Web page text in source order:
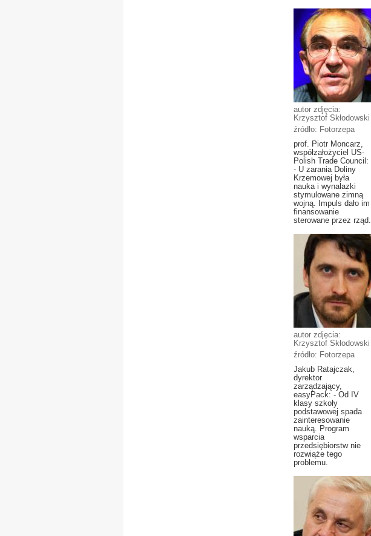
autor zdjęcia:
Krzysztof Skłodowski
źródło: Fotorzepa
prof. Piotr Moncarz,
współzałożyciel US-
Polish Trade Council:
- U zarania Doliny
Krzemowej była
nauka i wynalazki
stymulowane zimną
wojną. Impuls dało im
finansowanie
sterowane przez rząd.
autor zdjęcia:
Krzysztof Skłodowski
źródło: Fotorzepa
Jakub Ratajczak,
dyrektor
zarządzający,
easyPack: - Od IV
klasy szkoły
podstawowej spada
zainteresowanie
nauką. Program
wsparcia
przedsiębiorstw nie
rozwiąże tego
problemu.